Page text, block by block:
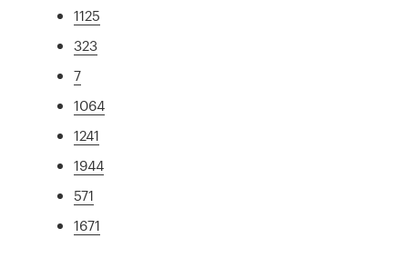
1125
323
7
1064
1241
1944
571
1671